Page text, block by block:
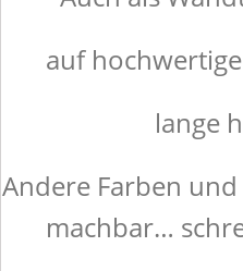
auf
lange
Andere Farben
machbar…